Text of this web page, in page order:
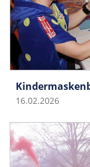
16.02.2026